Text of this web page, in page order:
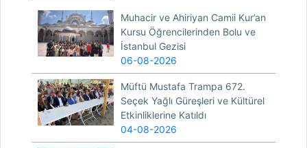
Muhacir ve Ahiriyan Camii Kur’an
Kursu Öğrencilerinden Bolu ve
İstanbul Gezisi
06-08-2026
Müftü Mustafa Trampa 672.
Seçek Yağlı Güreşleri ve Kültürel
Etkinliklerine Katıldı
04-08-2026